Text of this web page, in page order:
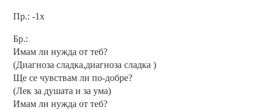
Пр.: -1х
Бр.:
Имам ли нужда от теб?
(Диагноза сладка,диагноза сладка )
Ще се чувствам ли по-добре?
(Лек за душата и за ума)
Имам ли нужда от теб?